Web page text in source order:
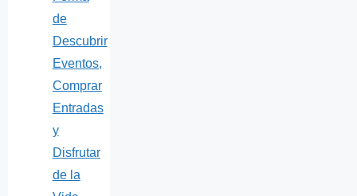
de
Descubrir
Eventos,
Comprar
Entradas
y
Disfrutar
de la